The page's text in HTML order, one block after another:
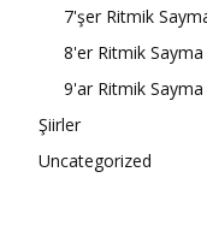
7'şer Ritmik
8'er Ritmik Sayma
9'ar Ritmik Sayma
Şiirler
Uncategorized